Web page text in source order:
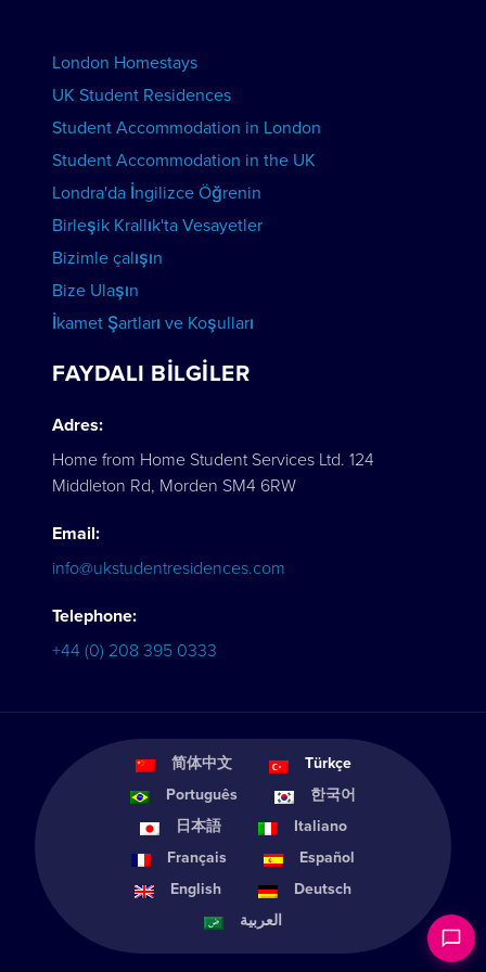
Evde İngilizce Özel Ders
London Homestays
UK Student Residences
Student Accommodation in London
Student Accommodation in the UK
Londra'da İngilizce Öğrenin
Birleşik Krallık'ta Vesayetler
Bizimle çalışın
Bize Ulaşın
İkamet Şartları ve Koşulları
FAYDALI BILGILER
Adres:
Home from Home Student Services Ltd. 124
Middleton Rd, Morden SM4 6RW
Email:
info@ukstudentresidences.com
Telephone:
+44 (0) 208 395 0333
简体中文
Türkçe
Português
한국어
日本語
Italiano
Français
Español
English
Deutsch
العربية